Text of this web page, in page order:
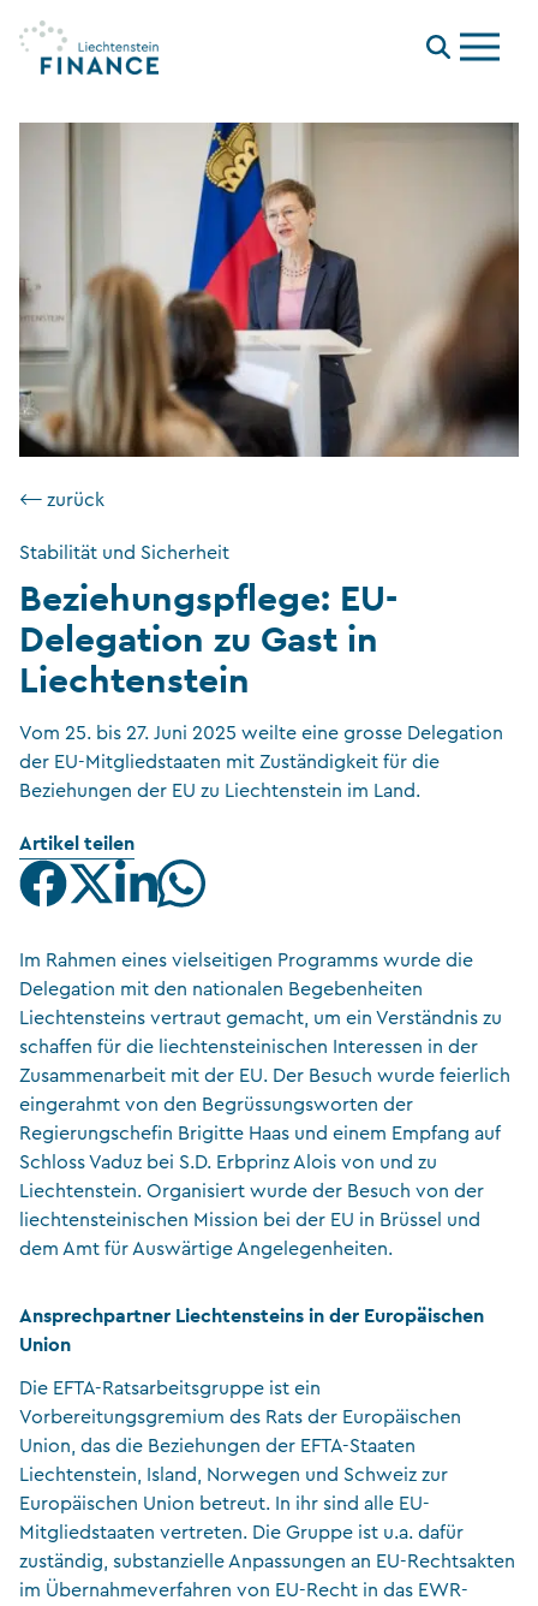
Menu
⟵ zurück
Stabilität und Sicherheit
Beziehungspflege: EU-
Delegation zu Gast in
Liechtenstein
Vom 25. bis 27. Juni 2025 weilte eine grosse Delegation
der EU-Mitgliedstaaten mit Zuständigkeit für die
Beziehungen der EU zu Liechtenstein im Land.
Artikel teilen
Im Rahmen eines vielseitigen Programms wurde die
Delegation mit den nationalen Begebenheiten
Liechtensteins vertraut gemacht, um ein Verständnis zu
schaffen für die liechtensteinischen Interessen in der
Zusammenarbeit mit der EU. Der Besuch wurde feierlich
eingerahmt von den Begrüssungsworten der
Regierungschefin Brigitte Haas und einem Empfang auf
Schloss Vaduz bei S.D. Erbprinz Alois von und zu
Liechtenstein. Organisiert wurde der Besuch von der
liechtensteinischen Mission bei der EU in Brüssel und
dem Amt für Auswärtige Angelegenheiten.
Ansprechpartner Liechtensteins in der Europäischen
Union
Die EFTA-Ratsarbeitsgruppe ist ein
Vorbereitungsgremium des Rats der Europäischen
Union, das die Beziehungen der EFTA-Staaten
Liechtenstein, Island, Norwegen und Schweiz zur
Europäischen Union betreut. In ihr sind alle EU-
Mitgliedstaaten vertreten. Die Gruppe ist u.a. dafür
zuständig, substanzielle Anpassungen an EU-Rechtsakten
im Übernahmeverfahren von EU-Recht in das EWR-